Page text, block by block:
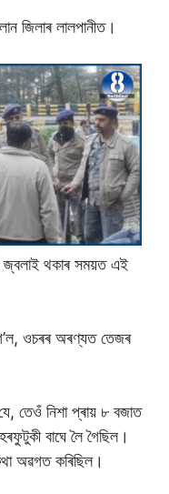
জিলাৰ লালপানীত।
জ্বলাই থকাৰ সময়ত এই
ওচৰৰ অৰণ্যত তেজৰ
যে, তেওঁ নিশা প্ৰায় ৮ বজাত
বাঘে লৈ গৈছিল।
অৱগত কৰিছিল।